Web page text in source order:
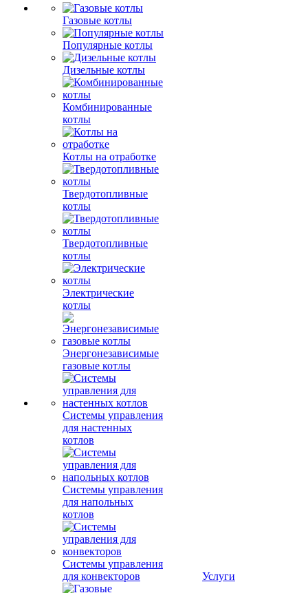
Газовые котлы
Популярные котлы
Дизельные котлы
Комбинированные
котлы
Котлы на отработке
Твердотопливные
котлы
Твердотопливные
котлы
Электрические
котлы
Энергонезависимые
газовые котлы
Системы управления
для настенных
котлов
Системы управления
для напольных
котлов
Системы управления
для конвекторов
Услуги